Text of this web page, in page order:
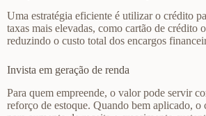
Uma estratégia eficiente é utilizar o crédito
taxas mais elevadas, como cartão de crédito
reduzindo o custo total dos encargos
Invista em geração de renda
Para quem empreende, o valor pode servir
reforço de estoque. Quando bem aplicado,